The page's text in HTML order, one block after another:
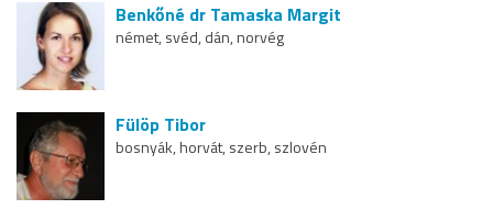
Benkőné dr Tamaska Margit
német, svéd, dán, norvég
Fülöp Tibor
bosnyák, horvát, szerb, szlovén